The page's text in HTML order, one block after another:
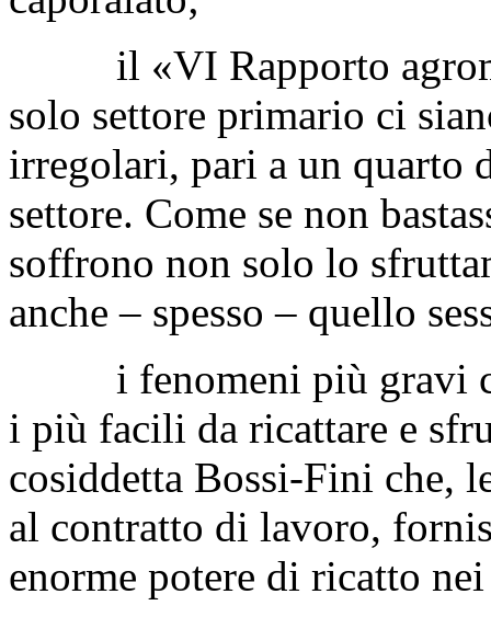
il «VI Rapporto
solo settore primario ci
irregolari, pari a un quarto
settore. Come se non
soffrono non solo lo
anche – spesso – quello
i fenomeni più gravi
i più facili da ricattare e
cosiddetta Bossi-Fini che,
al contratto di lavoro,
enorme potere di ricatto